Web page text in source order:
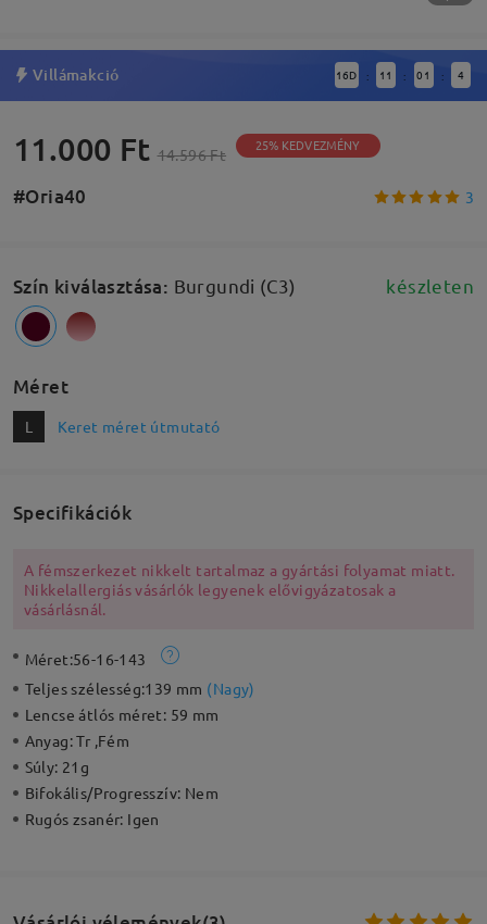
Villámakció 16D : 11 : 01 : 3
11.000 Ft 14.596 Ft 25% KEDVEZMÉNY
#Oria40 3
Szín kiválasztása: Burgundi (C3) készleten
Méret
L Keret méret útmutató
Specifikációk
A fémszerkezet nikkelt tartalmaz a gyártási folyamat miatt.
Nikkelallergiás vásárlók legyenek elővigyázatosak a
vásárlásnál.
Méret:56-16-143
Teljes szélesség:139 mm (Nagy)
Lencse átlós méret: 59 mm
Anyag:Tr ,Fém
Súly: 21g
Bifokális/Progresszív: Nem
Rugós zsanér: Igen